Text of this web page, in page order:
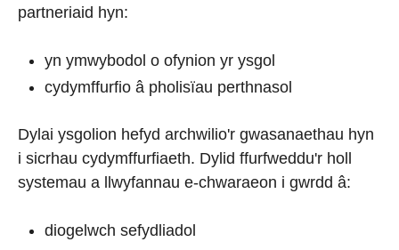
partneriaid hyn:
yn ymwybodol o ofynion yr ysgol
cydymffurfio â pholisïau perthnasol
Dylai ysgolion hefyd archwilio'r gwasanaethau hyn
i sicrhau cydymffurfiaeth. Dylid ffurfweddu'r holl
systemau a llwyfannau e-chwaraeon i gwrdd â:
diogelwch sefydliadol